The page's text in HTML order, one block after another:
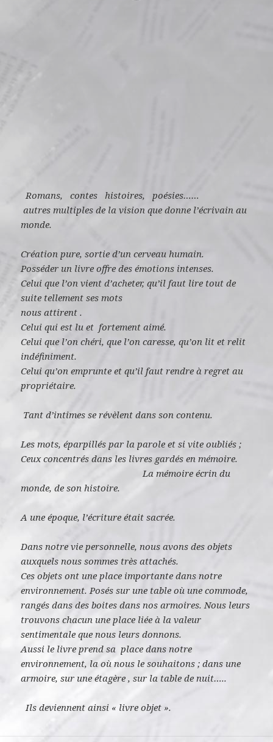
Romans, contes histoires, poésies……
autres multiples de la vision que donne l’écrivain au
monde.
Création pure, sortie d’un cerveau humain.
Posséder un livre offre des émotions intenses.
Celui que l’on vient d’acheter, qu’il faut lire tout de
suite tellement ses mots
nous attirent .
Celui qui est lu et fortement aimé.
Celui que l’on chéri, que l’on caresse, qu’on lit et relit
indéfiniment.
Celui qu’on emprunte et qu’il faut rendre à regret au
propriétaire.
Tant d’intimes se révèlent dans son contenu.
Les mots, éparpillés par la parole et si vite oubliés ;
Ceux concentrés dans les livres gardés en mémoire.
La mémoire écrin du
monde, de son histoire.
A une époque, l’écriture était sacrée.
Dans notre vie personnelle, nous avons des objets
auxquels nous sommes très attachés.
Ces objets ont une place importante dans notre
environnement.Posés sur une table où une commode,
rangés dans des boites dans nos armoires.Nous leurs
trouvons chacun une place liée à la valeur
sentimentale que nous leurs donnons.
Aussi le livre prend sa place dans notre
environnement, la où nous le souhaitons ; dans une
armoire, sur une étagère , sur la table de nuit…..
Ils deviennent ainsi « livre objet ».